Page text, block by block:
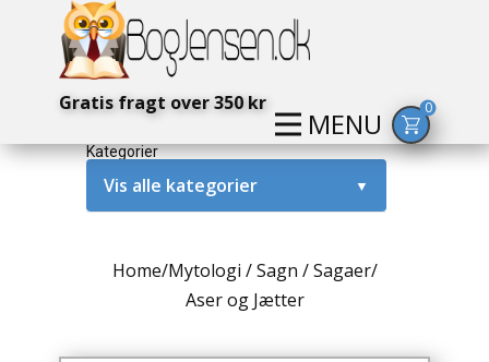
MENU
Gratis fragt over 350 kr 0
Kategorier
Vis alle kategorier ▼
Amerika / USA
Home/Mytologi / Sagn / Sagaer/
Aser og Jætter